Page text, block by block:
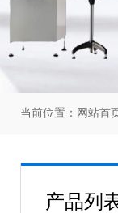
当前位置： 网站首
产品列